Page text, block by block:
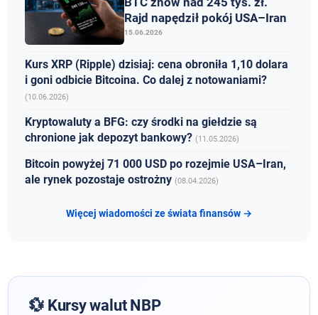
Rajd napędził pokój USA–Iran
15.06.2026
Kurs XRP (Ripple) dzisiaj: cena obroniła 1,10 dolara
i goni odbicie Bitcoina. Co dalej z notowaniami?
(10.06.2026)
Kryptowaluty a BFG: czy środki na giełdzie są
chronione jak depozyt bankowy?(11.05.2026)
Bitcoin powyżej 71 000 USD po rozejmie USA–Iran,
ale rynek pozostaje ostrożny(08.04.2026)
Więcej wiadomości ze świata finansów →
💱 Kursy walut NBP